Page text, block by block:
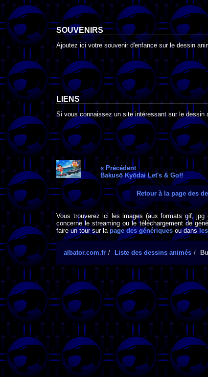
SOUVENIRS
Ajoutez ici votre souvenir d'enfance sur le dessin
LIENS
Si vous connaissez un site intéressant sur le dessin
« Précédent
Bakusō Kyōdai Let's & Go!!
Retour à la page des
Vous trouverez ici les images (aux formats gif,
concerne le streaming ou le téléchargement de
faire un tour sur la page des génériques ou dans
albator.com.fr Liste des dessins animés